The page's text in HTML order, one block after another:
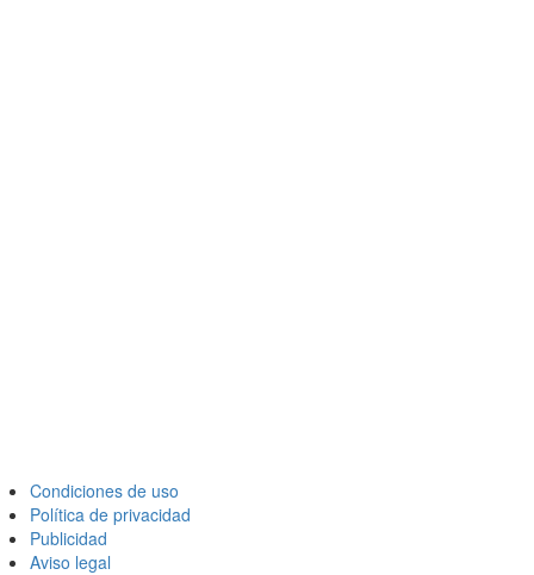
Condiciones de uso
Política de privacidad
Publicidad
Aviso legal